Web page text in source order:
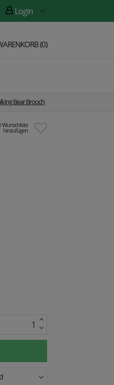
Login
(0)
Bear Brooch
Wunschliste
hinzufügen